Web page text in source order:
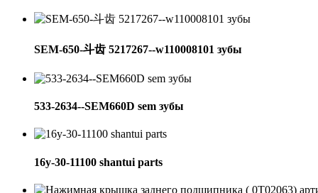
SEM-650-斗齿 5217267--w110008101 зубы
533-2634--SEM660D sem зубы
16y-30-11100 shantui parts